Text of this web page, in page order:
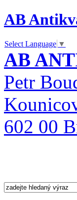
AB
Select Language ▼
AB
Petr
602 00